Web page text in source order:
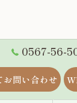
0567-56-
お問い合わせ